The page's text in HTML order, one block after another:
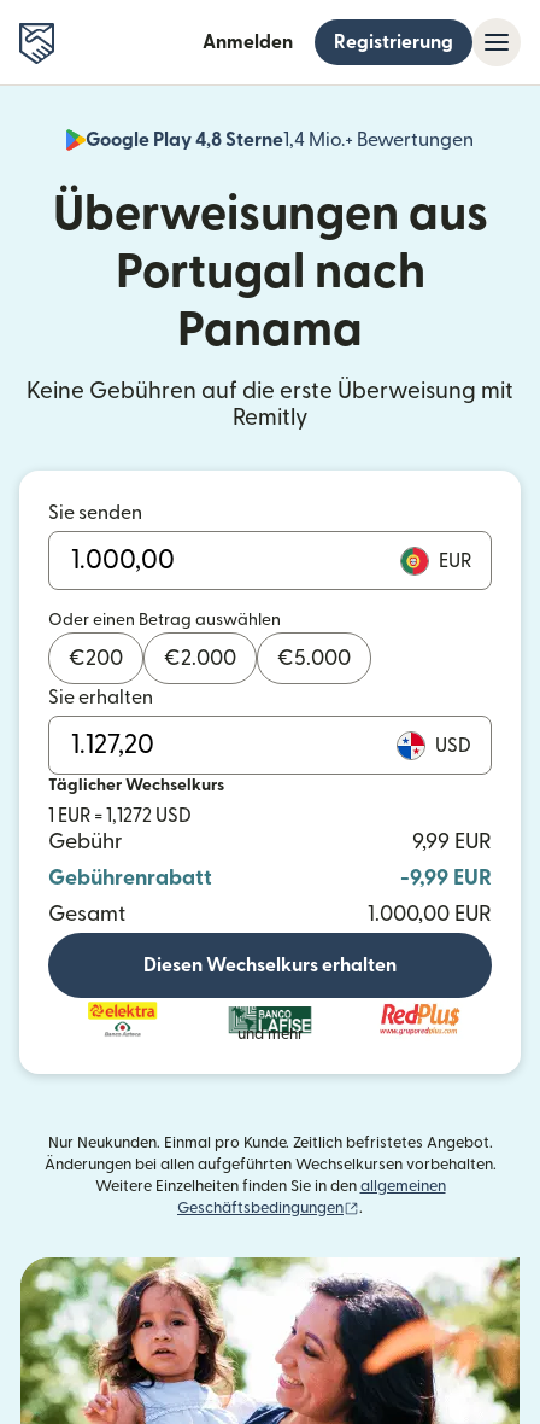
Anmelden Registrierung
Google Play 4,8 Sterne1,4 Mio.+ Bewertungen
Überweisungen aus
Portugal nach
Panama
Keine Gebühren auf die erste Überweisung mit
Remitly
Sie senden
EUR
Oder einen Betrag auswählen
€200 €2.000 €5.000
Sie erhalten
USD
Täglicher Wechselkurs
1 EUR = 1,1272 USD
Gebühr
9,99 EUR
Gebührenrabatt
-9,99 EUR
Gesamt
1.000,00 EUR
Diesen Wechselkurs erhalten
und mehr
Nur Neukunden. Einmal pro Kunde. Zeitlich befristetes Angebot.
Änderungen bei allen aufgeführten Wechselkursen vorbehalten.
Weitere Einzelheiten finden Sie in den allgemeinen
Geschäftsbedingungen
.